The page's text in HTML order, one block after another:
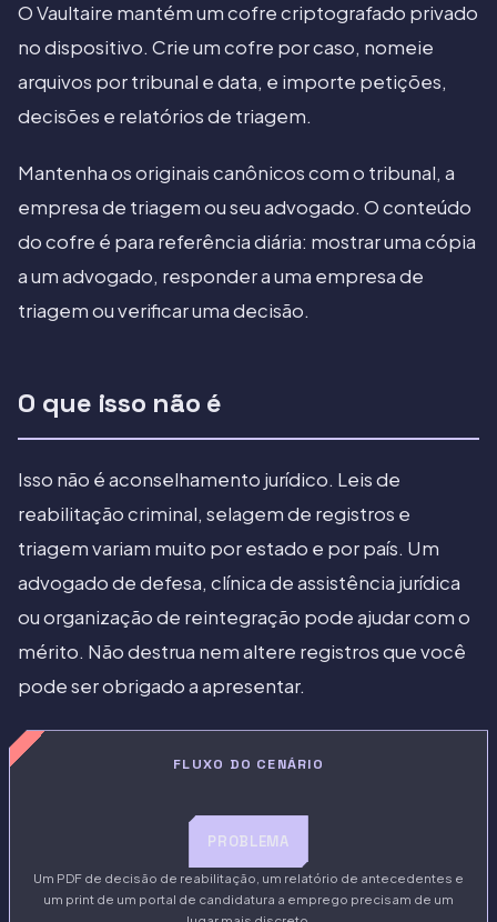
O Vaultaire mantém um cofre criptografado privado
no dispositivo. Crie um cofre por caso, nomeie
arquivos por tribunal e data, e importe petições,
decisões e relatórios de triagem.
Mantenha os originais canônicos com o tribunal, a
empresa de triagem ou seu advogado. O conteúdo
do cofre é para referência diária: mostrar uma cópia
a um advogado, responder a uma empresa de
triagem ou verificar uma decisão.
O que isso não é
Isso não é aconselhamento jurídico. Leis de
reabilitação criminal, selagem de registros e
triagem variam muito por estado e por país. Um
advogado de defesa, clínica de assistência jurídica
ou organização de reintegração pode ajudar com o
mérito. Não destrua nem altere registros que você
pode ser obrigado a apresentar.
FLUXO DO CENÁRIO
PROBLEMA
Um PDF de decisão de reabilitação, um relatório de antecedentes e
um print de um portal de candidatura a emprego precisam de um